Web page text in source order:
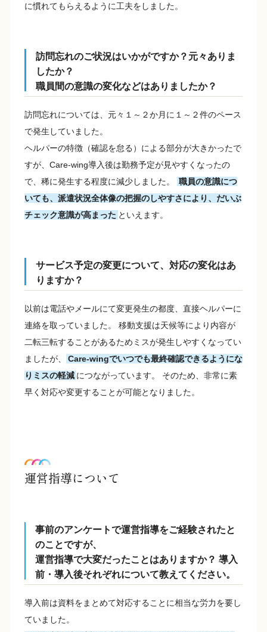
に慣れてもらえるように工夫をしました。
訪問忘れのご状況はいかがですか？元々ありま
したか？
職員間の意識の変化などはありましたか？
訪問忘れについては、元々１～２か月に１～２件のペース
で発生していました。
ヘルパーの特徴（確認を怠る）による部分が大きかったで
すが、Care-wing導入後は勤務予定が見やすくなったの
で、稀に発生する程度に減少しました。
職員の意識につ
いても、派遣状況全体像の把握のしやすさにより、だいぶ
チェック意識が高まった といえます。
サービス予定の変更について、対応の変化はあ
りますか？
以前は電話やメールにて変更発生の都度、直接ヘルパーに
連絡を取っていました。 移動支援は天候等により内容が
二転三転することがあるためミスが発生しやすくなってい
ましたが、
Care-wingでいつでも最終確認できるようにな
りミスの軽減 につながっています。 そのため、非常に素
早く対応や変更することが可能となりました。
運営指導について
事前のアンケートで運営指導をご経験されたと
のことですが、
運営指導で大変だったことはありますか？ 導入
前・導入後それぞれについて教えてください。
導入前は資料をまとめて対応することに相当な労力を要し
ていました。